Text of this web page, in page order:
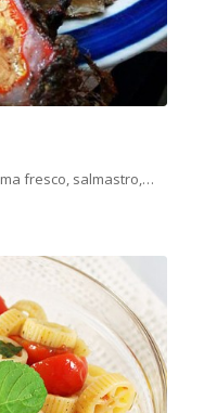
fresco, salmastro,…